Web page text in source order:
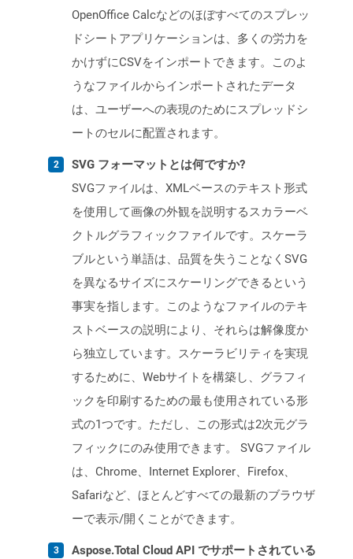
OpenOffice Calcなどのほぼすべてのスプレッ
ドシートアプリケーションは、多くの労力を
かけずにCSVをインポートできます。このよ
うなファイルからインポートされたデータ
は、ユーザーへの表現のためにスプレッドシ
ートのセルに配置されます。
SVG フォーマットとは何ですか?
SVGファイルは、XMLベースのテキスト形式
を使用して画像の外観を説明するスカラーベ
クトルグラフィックファイルです。スケーラ
ブルという単語は、品質を失うことなくSVG
を異なるサイズにスケーリングできるという
事実を指します。このようなファイルのテキ
ストベースの説明により、それらは解像度か
ら独立しています。スケーラビリティを実現
するために、Webサイトを構築し、グラフィ
ックを印刷するための最も使用されている形
式の1つです。ただし、この形式は2次元グラ
フィックにのみ使用できます。 SVGファイル
は、Chrome、Internet Explorer、Firefox、
Safariなど、ほとんどすべての最新のブラウザ
ーで表示/開くことができます。
Aspose.Total Cloud API でサポートされている